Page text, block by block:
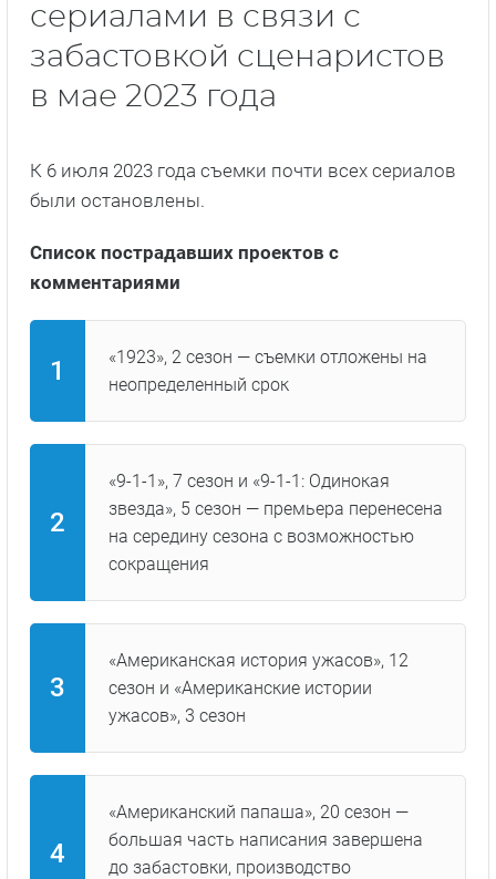
сериалами в связи с
забастовкой сценаристов
в мае 2023 года
К 6 июля 2023 года съемки почти всех сериалов
были остановлены.
Список пострадавших проектов с
комментариями
«1923», 2 сезон — съемки отложены на
неопределенный срок
«9-1-1», 7 сезон и «9-1-1: Одинокая
звезда», 5 сезон — премьера перенесена
на середину сезона с возможностью
сокращения
«Американская история ужасов», 12
сезон и «Американские истории
ужасов», 3 сезон
«Американский папаша», 20 сезон —
большая часть написания завершена
до забастовки, производство